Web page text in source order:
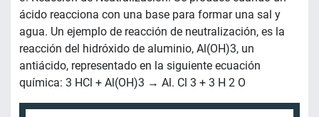
ácido reacciona con una base para formar una sal y
agua. Un ejemplo de reacción de neutralización, es la
reacción del hidróxido de aluminio, Al(OH)3, un
antiácido, representado en la siguiente ecuación
química: 3 HCl + Al(OH)3 → Al. Cl 3 + 3 H 2 O